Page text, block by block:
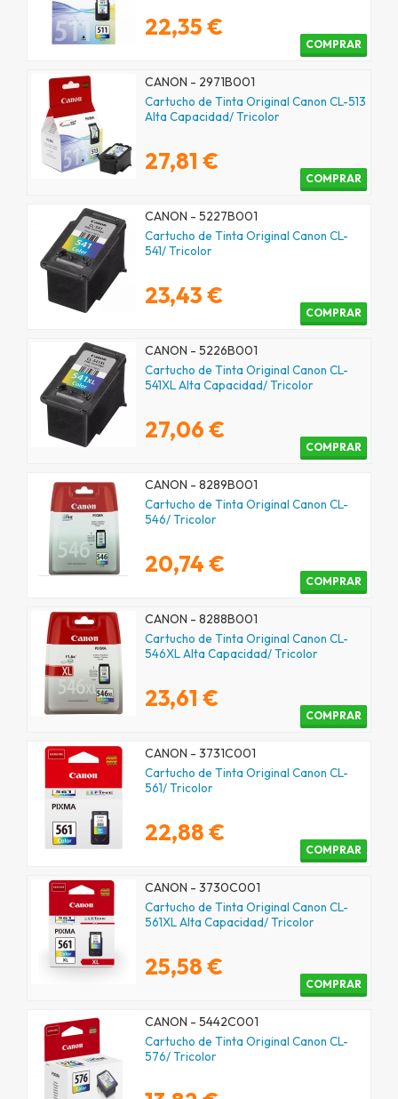
22,35 €
COMPRAR
CANON - 2971B001
Cartucho de Tinta Original Canon CL-513
Alta Capacidad/ Tricolor
27,81 €
COMPRAR
CANON - 5227B001
Cartucho de Tinta Original Canon CL-
541/ Tricolor
23,43 €
COMPRAR
CANON - 5226B001
Cartucho de Tinta Original Canon CL-
541XL Alta Capacidad/ Tricolor
27,06 €
COMPRAR
CANON - 8289B001
Cartucho de Tinta Original Canon CL-
546/ Tricolor
20,74 €
COMPRAR
CANON - 8288B001
Cartucho de Tinta Original Canon CL-
546XL Alta Capacidad/ Tricolor
23,61 €
COMPRAR
CANON - 3731C001
Cartucho de Tinta Original Canon CL-
561/ Tricolor
22,88 €
COMPRAR
CANON - 3730C001
Cartucho de Tinta Original Canon CL-
561XL Alta Capacidad/ Tricolor
25,58 €
COMPRAR
CANON - 5442C001
Cartucho de Tinta Original Canon CL-
576/ Tricolor